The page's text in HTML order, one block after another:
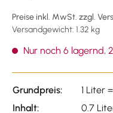
Preise inkl. MwSt. zzgl.
Versandgewicht: 1.32 kg
Nur noch 6 lagernd,
Grundpreis:
1 Liter
Inhalt:
0.7